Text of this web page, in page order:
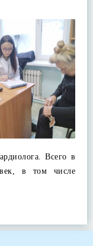
Всего в
в том числе